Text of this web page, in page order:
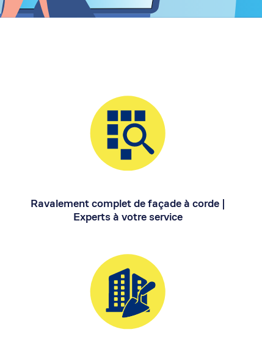
Bureau Direction Générale:
2, Avenue Lucien VIDIE
Ravalement complet de façade à corde |
Experts à votre service